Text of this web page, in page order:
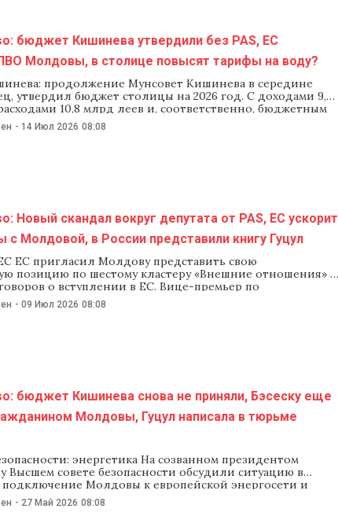
бюджет Кишинева утвердили без PAS, ЕС
Молдовы, в столице повысят тарифы на воду?
продолжение Мунсовет Кишинева в середине
утвердил бюджет столицы на 2026 год. С доходами 9,6
10,8 млрд леев и, соответственно, бюджетным
млрд леев. Фракция PAS воздержалась от голосования,
бюджет принимают в «ненормальной спешке». Молдова и
- 14 Июл 2026 08:08
Новый скандал вокруг депутата от PAS, ЕС ускорит
с Молдовой, в России представили книгу Гуцул
ЕС пригласил Молдову представить свою
позицию по шестому кластеру «Внешние отношения» в
о вступлении в ЕС. Вице-премьер по
Кристина Герасимов заверила, что страна «готова к
более года». Тем временем Европарламент призвал
- 09 Июл 2026 08:08
бюджет Кишинева снова не приняли, Бэсеску еще
Молдовы, Гуцул написала в тюрьме
энергетика На созванном президентом
Высшем совете безопасности обсудили ситуацию в
подключение Молдовы к европейской энергосети и
к осенне-зимнему сезону. «Мы обсуждали разные аспекты
безопасности, в том числе, как защитить
- 27 Май 2026 08:08